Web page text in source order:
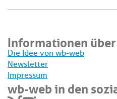
Informationen
Die Idee von wb-web
Newsletter
Impressum
wb-web in den